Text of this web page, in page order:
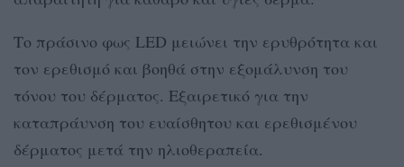
Το πράσινο φως LED μειώνει την ερυθρότητα και
τον ερεθισμό και βοηθά στην εξομάλυνση του
τόνου του δέρματος. Εξαιρετικό για την
καταπράυνση του ευαίσθητου και ερεθισμένου
δέρματος μετά την ηλιοθεραπεία.